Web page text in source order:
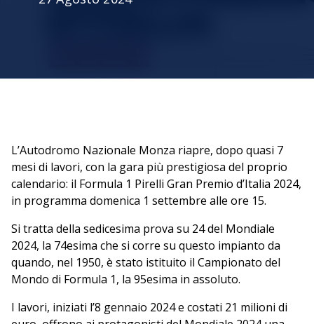
L’Autodromo Nazionale Monza riapre, dopo quasi 7
mesi di lavori, con la gara più prestigiosa del proprio
calendario: il Formula 1 Pirelli Gran Premio d’Italia 2024,
in programma domenica 1 settembre alle ore 15.
Si tratta della sedicesima prova su 24 del Mondiale
2024, la 74esima che si corre su questo impianto da
quando, nel 1950, è stato istituito il Campionato del
Mondo di Formula 1, la 95esima in assoluto.
I lavori, iniziati l’8 gennaio 2024 e costati 21 milioni di